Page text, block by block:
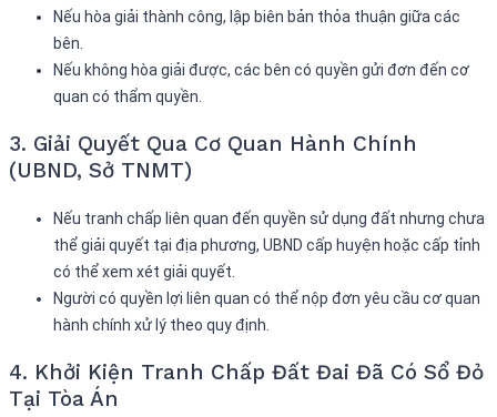
Nếu hòa giải thành công, lập biên bản thỏa thuận giữa các
bên.
Nếu không hòa giải được, các bên có quyền gửi đơn đến cơ
quan có thẩm quyền.
3. Giải Quyết Qua Cơ Quan Hành Chính
(UBND, Sở TNMT)
Nếu tranh chấp liên quan đến quyền sử dụng đất nhưng chưa
thể giải quyết tại địa phương, UBND cấp huyện hoặc cấp tỉnh
có thể xem xét giải quyết.
Người có quyền lợi liên quan có thể nộp đơn yêu cầu cơ quan
hành chính xử lý theo quy định.
4. Khởi Kiện Tranh Chấp Đất Đai Đã Có Sổ Đỏ
Tại Tòa Án